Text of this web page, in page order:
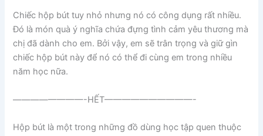
Chiếc hộp bút tuy nhỏ nhưng nó có công dụng rất nhiều.
Đó là món quà ý nghĩa chứa đựng tình cảm yêu thương mà
chị đã dành cho em. Bởi vậy, em sẽ trân trọng và giữ gìn
chiếc hộp bút này để nó có thể đi cùng em trong nhiều
năm học nữa.
————————-HẾT——————————-
Hộp bút là một trong những đồ dùng học tập quen thuộc